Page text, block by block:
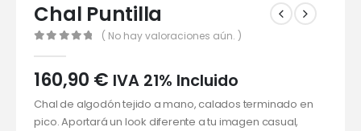
Chal Puntilla
( No hay valoraciones aún. )
160,90 € IVA 21% Incluido
Chal de algodón tejido a mano, calados terminado en
pico. Aportará un look diferente a tu imagen casual,